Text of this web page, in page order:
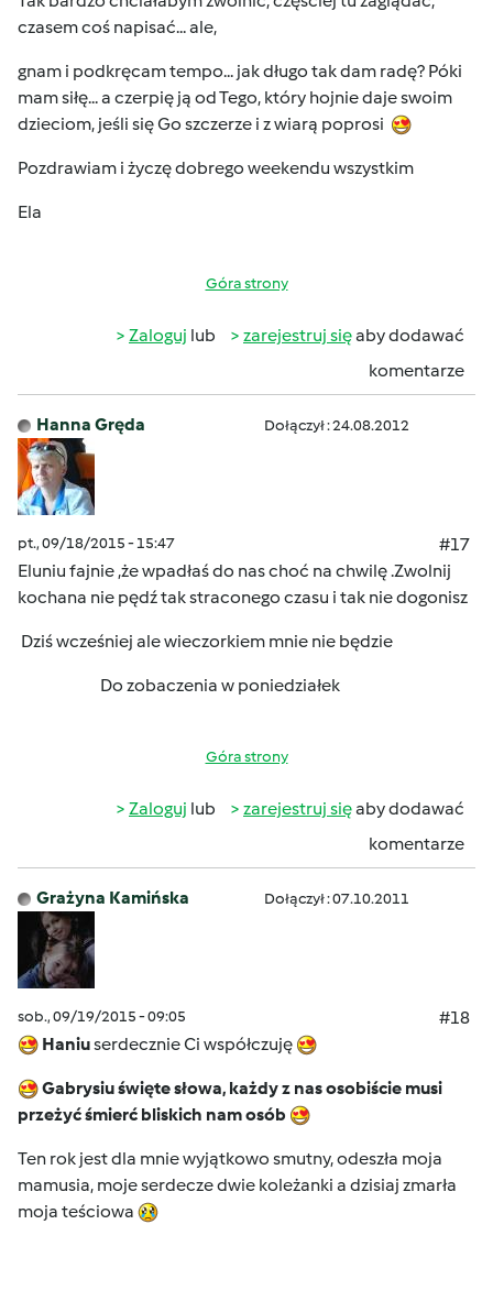
czasem coś napisać... ale,
gnam i podkręcam tempo... jak długo tak dam radę? Póki
mam siłę... a czerpię ją od Tego, który hojnie daje swoim
dzieciom, jeśli się Go szczerze i z wiarą poprosi
Pozdrawiam i życzę dobrego weekendu wszystkim
Ela
Góra strony
Zaloguj lub zarejestruj sięaby dodawać
komentarze
Hanna Gręda Dołączył : 24.08.2012
pt., 09/18/2015 - 15:47
#17
Eluniu fajnie ,że wpadłaśdo nas choć na chwilę .Zwolnij
kochana nie pędźtak straconego czasu i tak nie dogonisz
Dziś wcześniej ale wieczorkiem mnie nie będzie
Do zobaczenia w poniedziałek
Góra strony
Zaloguj lub zarejestruj sięaby dodawać
komentarze
Grażyna Kamińska Dołączył : 07.10.2011
sob., 09/19/2015 - 09:05
#18
Haniuserdecznie Ci współczuję
Gabrysiu święte słowa, każdy z nas osobiście musi
przeżyć śmierć bliskich nam osób
Ten rok jest dla mnie wyjątkowo smutny, odeszła moja
mamusia, moje serdecze dwie koleżanki a dzisiaj zmarła
moja teściowa